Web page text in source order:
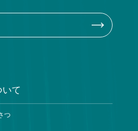
て
つ